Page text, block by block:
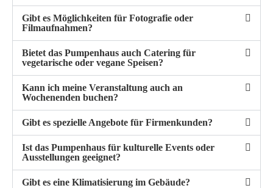
Gibt es Möglichkeiten für Fotografie oder
Filmaufnahmen?
Bietet das Pumpenhaus auch Catering für
vegetarische oder vegane Speisen?
Kann ich meine Veranstaltung auch an
Wochenenden buchen?
Gibt es spezielle Angebote für Firmenkunden?
Ist das Pumpenhaus für kulturelle Events oder
Ausstellungen geeignet?
Gibt es eine Klimatisierung im Gebäude?